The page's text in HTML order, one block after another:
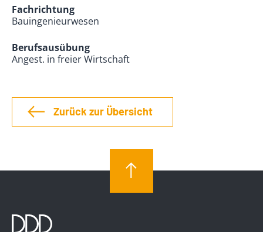
Fachrichtung
Bauingenieurwesen
Berufsausübung
Angest. in freier Wirtschaft
Zurück zur Übersicht